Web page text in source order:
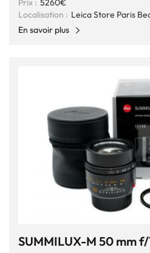
Prix : 5260€
Localisation : Leica Store Paris
En savoir plus
SUMMILUX-M 50 mm f/